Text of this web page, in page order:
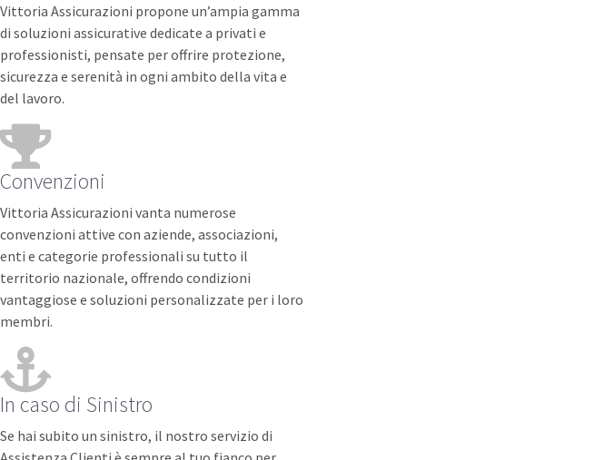
Vittoria Assicurazioni propone un’ampia gamma
di soluzioni assicurative dedicate a privati e
professionisti, pensate per offrire protezione,
sicurezza e serenità in ogni ambito della vita e
del lavoro.
Convenzioni
Vittoria Assicurazioni vanta numerose
convenzioni attive con aziende, associazioni,
enti e categorie professionali su tutto il
territorio nazionale, offrendo condizioni
vantaggiose e soluzioni personalizzate per i loro
membri.
In caso di Sinistro
Se hai subito un sinistro, il nostro servizio di